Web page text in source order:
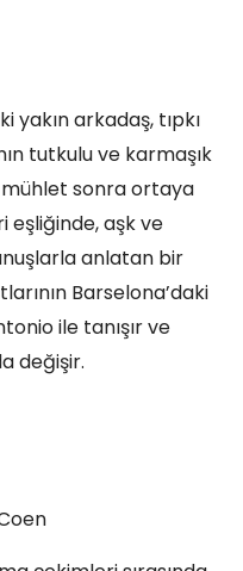
yakın arkadaş, tıpkı
tutkulu ve karmaşık
mühlet sonra ortaya
eşliğinde, aşk ve
anlatan bir
Barselona’daki
ile tanışır ve
değişir.